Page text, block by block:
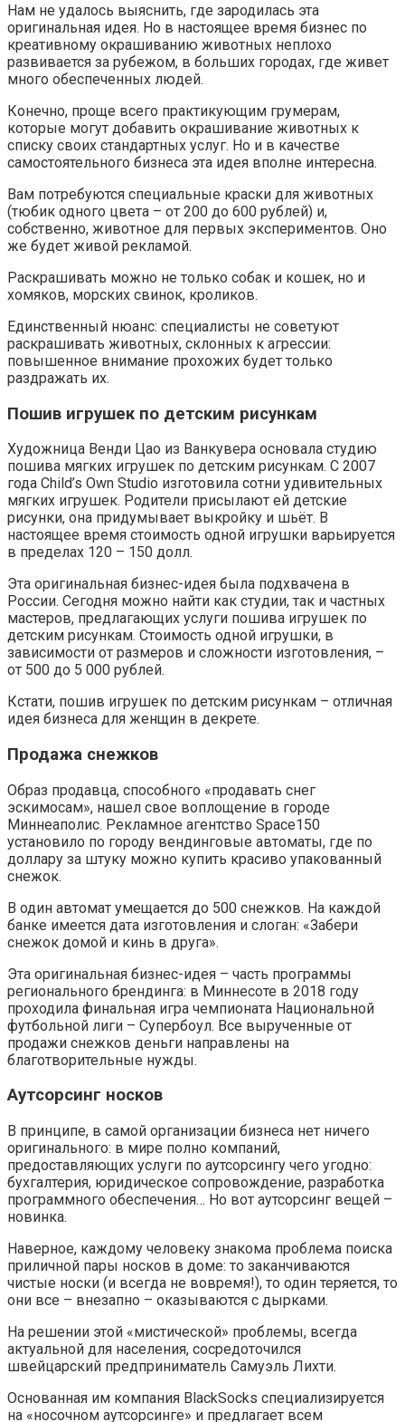
Нам не удалось выяснить, где зародилась эта
оригинальная идея. Но в настоящее время бизнес по
креативному окрашиванию животных неплохо
развивается за рубежом, в больших городах, где живет
много обеспеченных людей.
Конечно, проще всего практикующим грумерам,
которые могут добавить окрашивание животных к
списку своих стандартных услуг. Но и в качестве
самостоятельного бизнеса эта идея вполне интересна.
Вам потребуются специальные краски для животных
(тюбик одного цвета – от 200 до 600 рублей) и,
собственно, животное для первых экспериментов. Оно
же будет живой рекламой.
Раскрашивать можно не только собак и кошек, но и
хомяков, морских свинок, кроликов.
Единственный нюанс: специалисты не советуют
раскрашивать животных, склонных к агрессии:
повышенное внимание прохожих будет только
раздражать их.
Пошив игрушек по детским рисункам
Художница Венди Цао из Ванкувера основала студию
пошива мягких игрушек по детским рисункам. С 2007
года Child’s Own Studio изготовила сотни удивительных
мягких игрушек. Родители присылают ей детские
рисунки, она придумывает выкройку и шьёт. В
настоящее время стоимость одной игрушки варьируется
в пределах 120 – 150 долл.
Эта оригинальная бизнес-идея была подхвачена в
России. Сегодня можно найти как студии, так и частных
мастеров, предлагающих услуги пошива игрушек по
детским рисункам. Стоимость одной игрушки, в
зависимости от размеров и сложности изготовления, –
от 500 до 5 000 рублей.
Кстати, пошив игрушек по детским рисункам – отличная
идея бизнеса для женщин в декрете.
Продажа снежков
Образ продавца, способного «продавать снег
эскимосам», нашел свое воплощение в городе
Миннеаполис. Рекламное агентство Space150
установило по городу вендинговые автоматы, где по
доллару за штуку можно купить красиво упакованный
снежок.
В один автомат умещается до 500 снежков. На каждой
банке имеется дата изготовления и слоган: «Забери
снежок домой и кинь в друга».
Эта оригинальная бизнес-идея – часть программы
регионального брендинга: в Миннесоте в 2018 году
проходила финальная игра чемпионата Национальной
футбольной лиги – Супербоул. Все вырученные от
продажи снежков деньги направлены на
благотворительные нужды.
Аутсорсинг носков
В принципе, в самой организации бизнеса нет ничего
оригинального: в мире полно компаний,
предоставляющих услуги по аутсорсингу чего угодно:
бухгалтерия, юридическое сопровождение, разработка
программного обеспечения… Но вот аутсорсинг вещей –
новинка.
Наверное, каждому человеку знакома проблема поиска
приличной пары носков в доме: то заканчиваются
чистые носки (и всегда не вовремя!), то один теряется, то
они все – внезапно – оказываются с дырками.
На решении этой «мистической» проблемы, всегда
актуальной для населения, сосредоточился
швейцарский предприниматель Самуэль Лихти.
Основанная им компания BlackSocks специализируется
на «носочном аутсорсинге» и предлагает всем